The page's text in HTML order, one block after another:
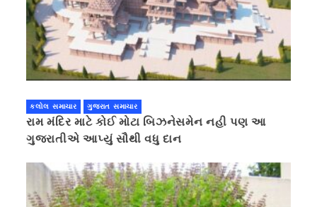
કલોલ સમાચાર ગુજરાત સમાચાર
રામ મંદિર માટે કોઈ મોટા બિઝનેસમેન નહી પણ આ
ગુજરાતીએ આપ્યું સૌથી વધુ દાન